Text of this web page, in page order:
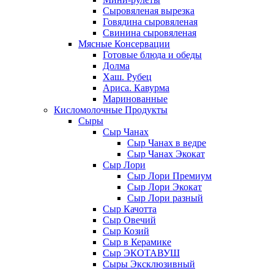
Сыровяленая вырезка
Говядина сыровяленая
Свинина сыровяленая
Мясные Консервации
Готовые блюда и обеды
Долма
Хаш. Рубец
Ариса. Кавурма
Маринованные
Кисломолочные Продукты
Сыры
Сыр Чанах
Сыр Чанах в ведре
Сыр Чанах Экокат
Сыр Лори
Сыр Лори Премиум
Сыр Лори Экокат
Сыр Лори разный
Сыр Качотта
Сыр Овечий
Сыр Козий
Сыр в Керамике
Сыр ЭКОТАВУШ
Сыры Эксклюзивный